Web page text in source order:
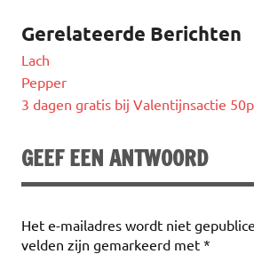
Gerelateerde Berichten
Lach
Pepper
3 dagen gratis bij Valentijnsactie
GEEF EEN ANTWOORD
Het e-mailadres wordt niet
velden zijn gemarkeerd met *